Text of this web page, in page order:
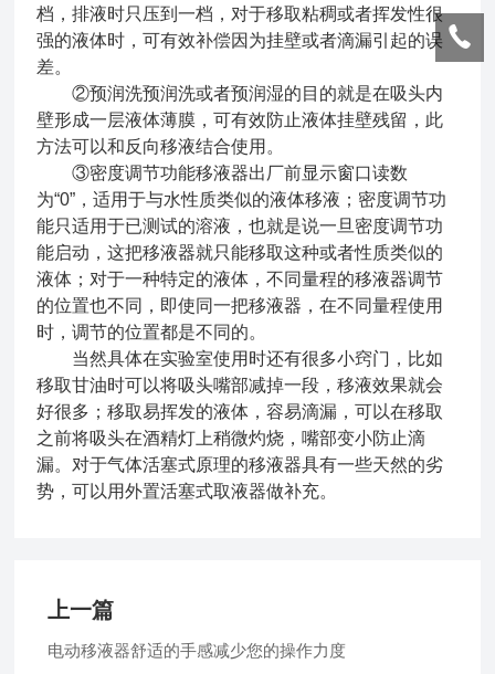
档，排液时只压到一档，对于移取粘稠或者挥发性很
强的液体时，可有效补偿因为挂壁或者滴漏引起的误
差。
②预润洗预润洗或者预润湿的目的就是在吸头内
壁形成一层液体薄膜，可有效防止液体挂壁残留，此
方法可以和反向移液结合使用。
③密度调节功能移液器出厂前显示窗口读数
为“0”，适用于与水性质类似的液体移液；密度调节功
能只适用于已测试的溶液，也就是说一旦密度调节功
能启动，这把移液器就只能移取这种或者性质类似的
液体；对于一种特定的液体，不同量程的移液器调节
的位置也不同，即使同一把移液器，在不同量程使用
时，调节的位置都是不同的。
当然具体在实验室使用时还有很多小窍门，比如
移取甘油时可以将吸头嘴部减掉一段，移液效果就会
好很多；移取易挥发的液体，容易滴漏，可以在移取
之前将吸头在酒精灯上稍微灼烧，嘴部变小防止滴
漏。对于气体活塞式原理的移液器具有一些天然的劣
势，可以用外置活塞式取液器做补充。
上一篇
电动移液器舒适的手感减少您的操作力度